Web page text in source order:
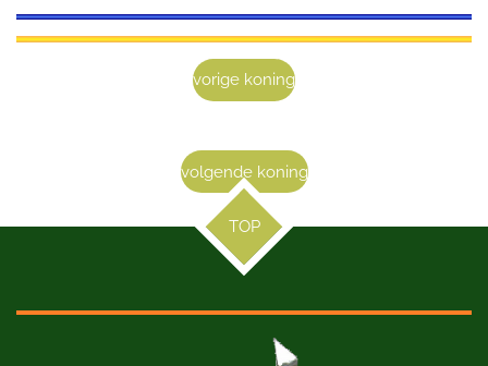
vorige koning
volgende koning
TOP